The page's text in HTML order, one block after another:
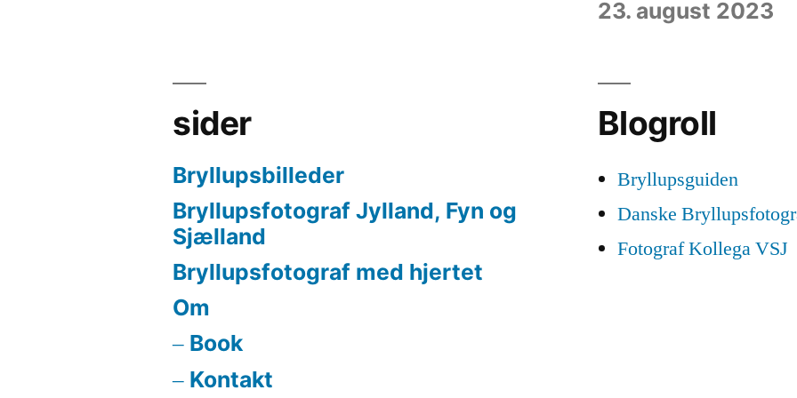
23. august 2023
sider
Bryllupsbilleder
Bryllupsfotograf Jylland, Fyn og
Sjælland
Bryllupsfotograf med hjertet
Om
Book
Kontakt
Blogroll
Bryllupsguiden
Danske
Fotograf Kollega VSJ